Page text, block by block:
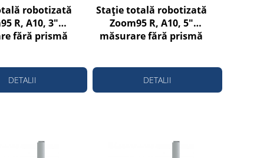
robotizată
R, A10, 3"
fără prismă
DETALII
Stație totală robotizată
Zoom95 R, A10, 5"
măsurare fără prismă
DETALII